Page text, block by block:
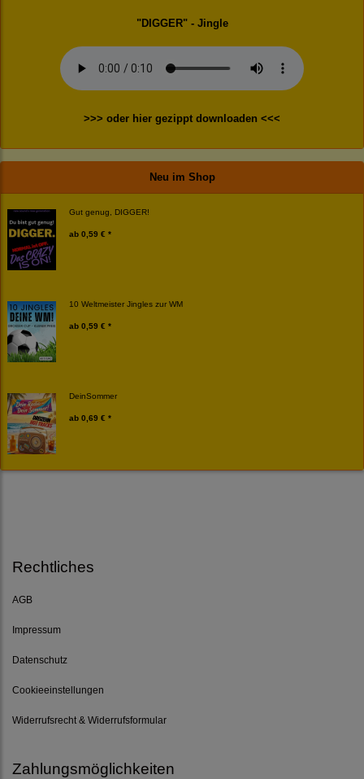
"DIGGER" - Jingle
>>> oder hier gezippt downloaden <<<
Neu im Shop
Gut genug, DIGGER!
ab 0,59 € *
10 Weltmeister Jingles zur WM
ab 0,59 € *
DeinSommer
ab 0,69 € *
Rechtliches
AGB
Impressum
Datenschutz
Cookieeinstellungen
Widerrufsrecht & Widerrufsformular
Zahlungsmöglichkeiten